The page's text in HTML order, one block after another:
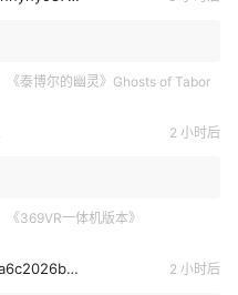
《泰博尔的幽灵》Ghosts of Tabor
2 小时后
《369VR一体机版本》
5d718a6c2026b3700bdc0c971e6d75361628 2 小时后